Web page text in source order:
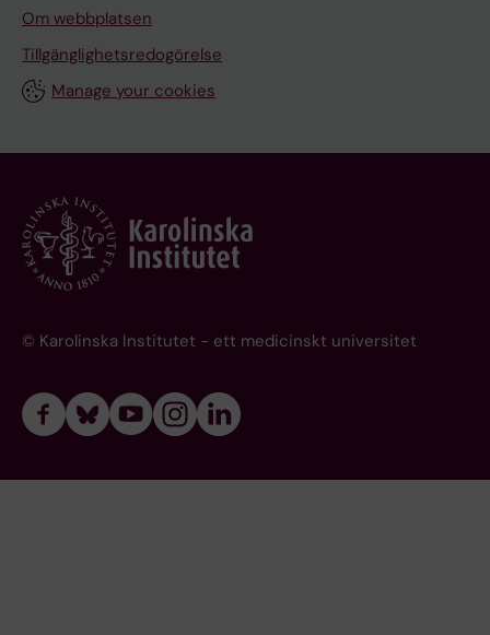
Om webbplatsen
Tillgänglighetsredogörelse
Manage your cookies
© Karolinska Institutet - ett medicinskt universitet